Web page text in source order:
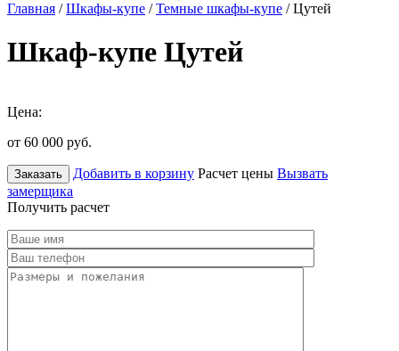
Главная /Шкафы-купе /Темные шкафы-купе / Цутей
Шкаф-купе Цутей
Цена:
от 60 000 руб.
Заказать Добавить в корзину Расчет цены Вызвать
замерщика
Получить расчет